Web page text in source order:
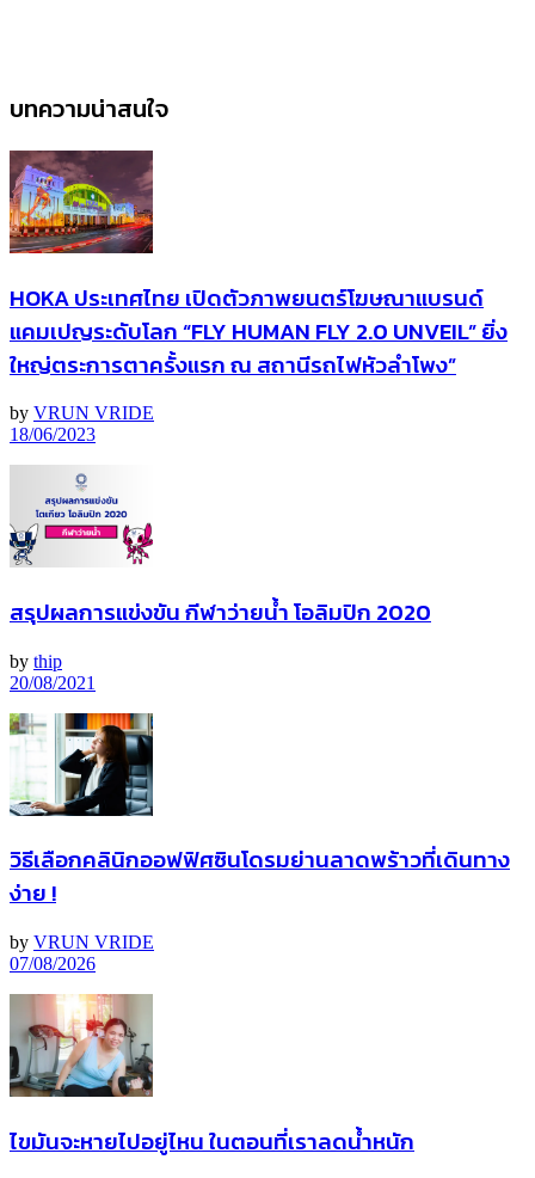
บทความน่าสนใจ
HOKA ประเทศไทย เปิดตัวภาพยนตร์โฆษณาแบรนด์
แคมเปญระดับโลก “FLY HUMAN FLY 2.0 UNVEIL” ยิ่ง
ใหญ่ตระการตาครั้งแรก ณ สถานีรถไฟหัวลำโพง”
by VRUN VRIDE
18/06/2023
สรุปผลการแข่งขัน กีฬาว่ายน้ำ โอลิมปิก 2020
by thip
20/08/2021
วิธีเลือกคลินิกออฟฟิศซินโดรมย่านลาดพร้าวที่เดินทาง
ง่าย !
by VRUN VRIDE
07/08/2026
ไขมันจะหายไปอยู่ไหน ในตอนที่เราลดน้ำหนัก